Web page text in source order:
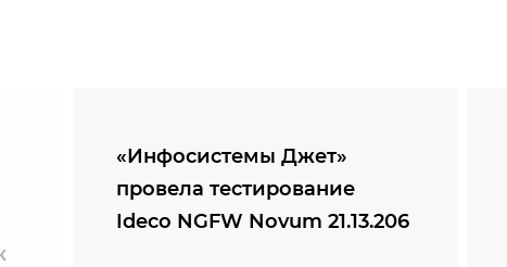
«Инфосистемы Джет»
провела тестирование
Ideco NGFW Novum 21.13.206